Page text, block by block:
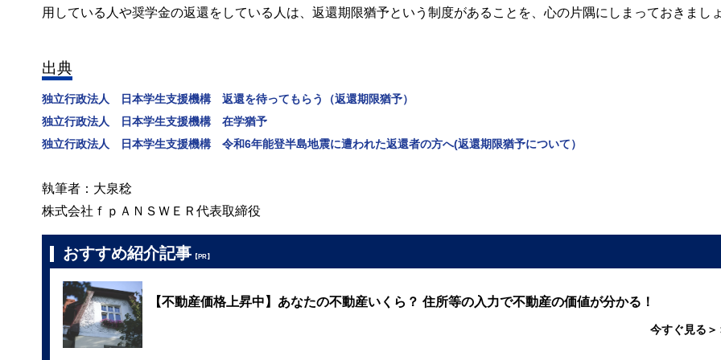
用している人や奨学金の返還をしている人は、返還期限猶予という制度があることを、心の片隅にしまっておきましょ
出典
独立行政法人 日本学生支援機構 返還を待ってもらう（返還期限猶予）
独立行政法人 日本学生支援機構 在学猶予
独立行政法人 日本学生支援機構 令和6年能登半島地震に遭われた返還者の方へ(返還期限猶予について）
執筆者：大泉稔
株式会社ｆｐＡＮＳＷＥＲ代表取締役
おすすめ紹介記事 【PR】
【不動産価格上昇中】あなたの不動産いくら？ 住所等の入力で不動産の価値が分かる！
今すぐ見る＞